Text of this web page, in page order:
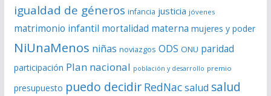
igualdad de géneros infancia justicia jóvenes
matrimonio infantil mortalidad materna mujeres y poder
NiUnaMenos niñas noviazgos ODS ONU paridad
participación Plan nacional población y desarrollo premio
presupuesto puedo decidir RedNacsalud salud